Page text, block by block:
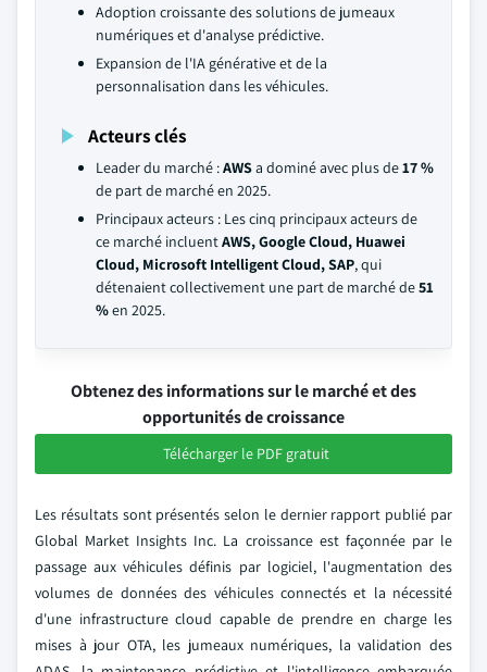
Adoption croissante des solutions de jumeaux
numériques et d'analyse prédictive.
Expansion de l'IA générative et de la
personnalisation dans les véhicules.
Acteurs clés
Leader du marché :AWSa dominé avec plus de17 %
de part de marché en 2025.
Principaux acteurs : Les cinq principaux acteurs de
ce marché incluentAWS, Google Cloud, Huawei
Cloud, Microsoft Intelligent Cloud, SAP, qui
détenaient collectivement une part de marché de51
%en 2025.
Obtenez des informations sur le marché et des
opportunités de croissance
Télécharger le PDF gratuit
Les résultats sont présentés selon le dernier rapport publié par
Global Market Insights Inc. La croissance est façonnée par le
passage aux véhicules définis par logiciel, l'augmentation des
volumes de données des véhicules connectés et la nécessité
d'une infrastructure cloud capable de prendre en charge les
mises à jour OTA, les jumeaux numériques, la validation des